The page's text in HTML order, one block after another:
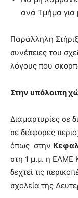
ανά Τμήμα για
Παράλληλη
συνέπειες του
λόγους που
Στην υπόλοιπη
Διαμαρτυρίες σε
σε διάφορες
όπως στην
στη 1 μ.μ. η ΕΛΜΕ
δεχτεί τις
σχολεία της